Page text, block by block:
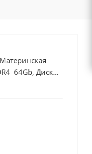
64Gb, Диски